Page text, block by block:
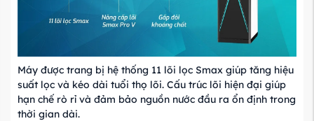
Máy được trang bị hệ thống 11 lõi lọc Smax giúp tăng hiệu
suất lọc và kéo dài tuổi thọ lõi. Cấu trúc lõi hiện đại giúp
hạn chế rò rỉ và đảm bảo nguồn nước đầu ra ổn định trong
thời gian dài.